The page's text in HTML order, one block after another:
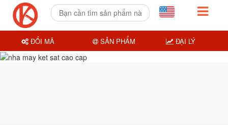
ĐỔI MÃ SẢN PHẨM ĐẠI LÝ